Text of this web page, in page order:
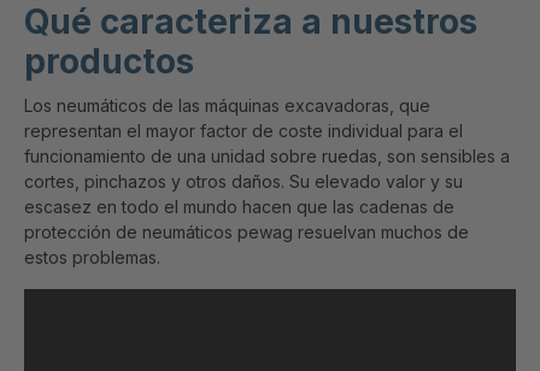
Qué caracteriza a nuestros
productos
Los neumáticos de las máquinas excavadoras, que
representan el mayor factor de coste individual para el
funcionamiento de una unidad sobre ruedas, son sensibles a
cortes, pinchazos y otros daños. Su elevado valor y su
escasez en todo el mundo hacen que las cadenas de
protección de neumáticos pewag resuelvan muchos de
estos problemas.